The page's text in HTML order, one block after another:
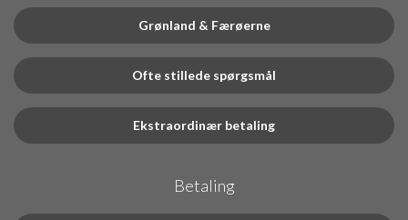
Grønland & Færøerne
Ofte stillede spørgsmål
Ekstraordinær betaling
Betaling